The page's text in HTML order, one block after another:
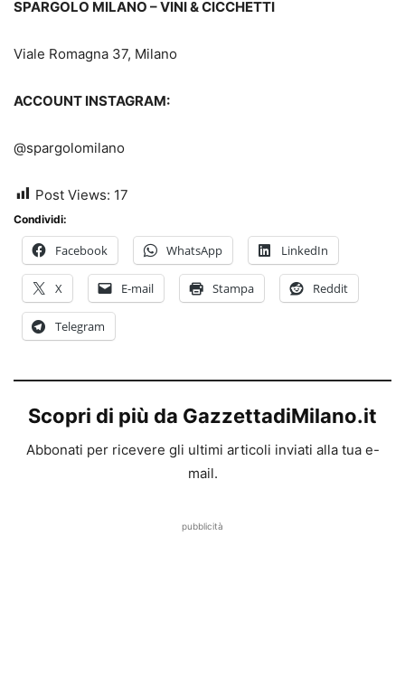
SPARGOLO MILANO – VINI & CICCHETTI
Viale Romagna 37, Milano
ACCOUNT INSTAGRAM:
@spargolomilano
Post Views: 17
Condividi:
Facebook WhatsApp LinkedIn
X E-mail Stampa Reddit
Telegram
Scopri di più da GazzettadiMilano.it
Abbonati per ricevere gli ultimi articoli inviati alla tua e-
mail.
pubblicità